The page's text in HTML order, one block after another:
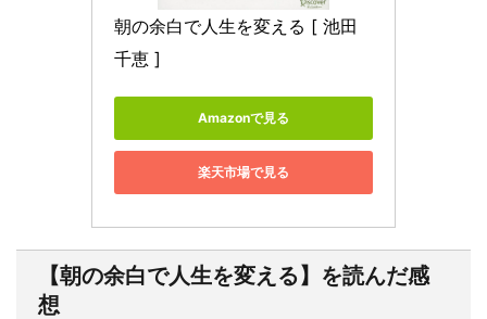
朝の余白で人生を変える [ 池田
千恵 ]
Amazonで見る
楽天市場で見る
【朝の余白で人生を変える】を読んだ感
想